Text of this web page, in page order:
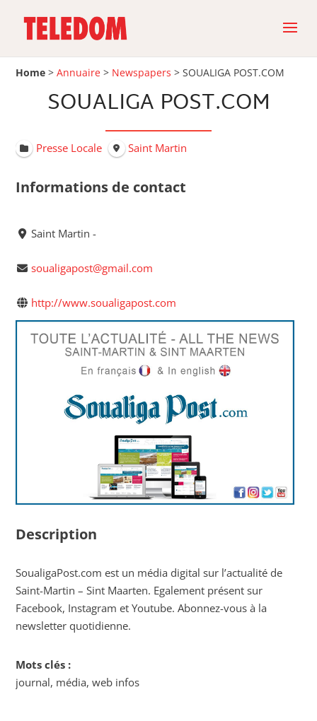
Home >Annuaire > Newspapers >SOUALIGA POST.COM
SOUALIGA POST.COM
Presse Locale Saint Martin
Informations de contact
Saint Martin -
soualigapost@gmail.com
http://www.soualigapost.com
Description
SoualigaPost.com est un média digital sur l’actualité de
Saint-Martin – Sint Maarten. Egalement présent sur
Facebook, Instagram et Youtube. Abonnez-vous à la
newsletter quotidienne.
Mots clés :
journal, média, web infos